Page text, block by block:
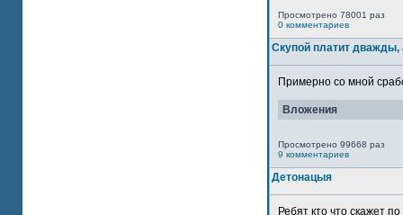
Просмотрено 78001 раз
0 комментариев
Скупой платит
Примерно со мной
Вложения
Просмотрено 99668 раз
9 комментариев
Детонацыя
Ребят кто что скажет